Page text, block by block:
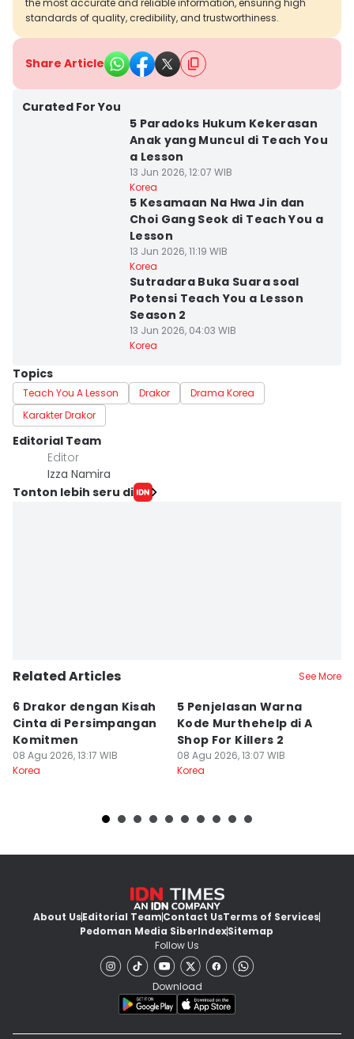
the most accurate and reliable information, ensuring high
standards of quality, credibility, and trustworthiness.
Share Article
Curated For You
5 Paradoks Hukum Kekerasan
Anak yang Muncul di Teach You
a Lesson
13 Jun 2026, 12:07 WIB
Korea
5 Kesamaan Na Hwa Jin dan
Choi Gang Seok di Teach You a
Lesson
13 Jun 2026, 11:19 WIB
Korea
Sutradara Buka Suara soal
Potensi Teach You a Lesson
Season 2
13 Jun 2026, 04:03 WIB
Korea
Topics
Teach You A Lesson Drakor
Drama Korea
Karakter Drakor
Editorial Team
Editor
Izza Namira
Tonton lebih seru di
Related Articles See More
6 Drakor dengan Kisah
Cinta di Persimpangan
Komitmen
08 Agu 2026, 13:17 WIB
Korea
5 Penjelasan Warna
Kode Murthehelp di A
Shop For Killers 2
08 Agu 2026, 13:07 WIB
Korea
About UsEditorial TeamContact UsTerms of Services
Pedoman Media SiberIndexSitemap
Follow Us
Download